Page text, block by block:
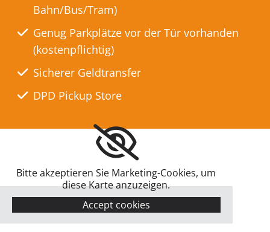
Bahn/Bus/Tram)
Genug Parkplätze vor der Tür vorhanden
(kostenpflichtig)
Sicherer Geldtransfer
DPD Pickup Store
Bitte akzeptieren Sie Marketing-Cookies, um
diese Karte anzuzeigen.
Accept cookies